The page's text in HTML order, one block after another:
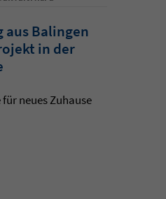
aus Balingen
in der
neues Zuhause